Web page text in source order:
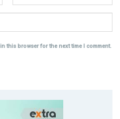
this browser for the next time I comment.